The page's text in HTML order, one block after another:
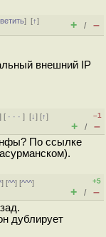
][↑]
+ / –
внешний IP
] [ · · ·][↓] [↑]
–1
+ / –
По ссылке
] [^^] [^^^]
+5
+ / –
дублирует